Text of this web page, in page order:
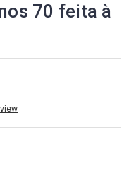
70 feita à